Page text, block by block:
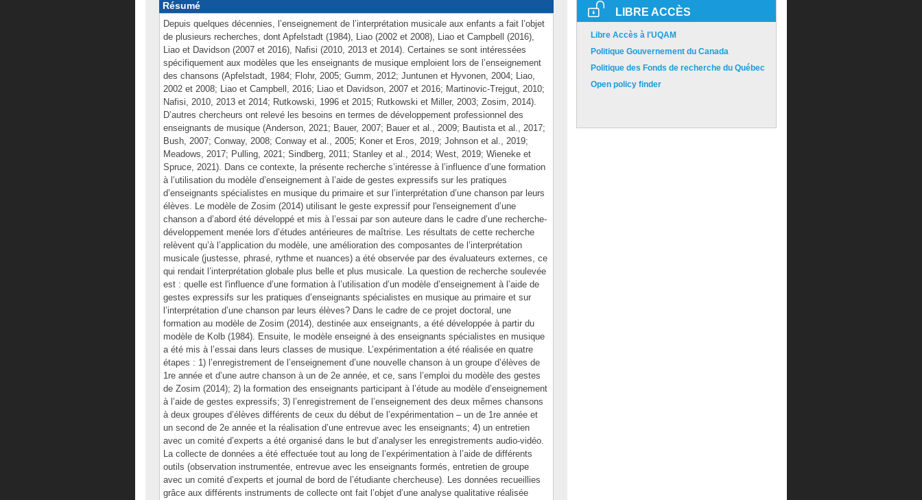
Résumé
Depuis quelques décennies, l’enseignement de l’interprétation musicale aux enfants a fait l’objet
de plusieurs recherches, dont Apfelstadt (1984), Liao (2002 et 2008), Liao et Campbell (2016),
Liao et Davidson (2007 et 2016), Nafisi (2010, 2013 et 2014). Certaines se sont intéressées
spécifiquement aux modèles que les enseignants de musique emploient lors de l’enseignement
des chansons (Apfelstadt, 1984; Flohr, 2005; Gumm, 2012; Juntunen et Hyvonen, 2004; Liao,
2002 et 2008; Liao et Campbell, 2016; Liao et Davidson, 2007 et 2016; Martinovic-Trejgut, 2010;
Nafisi, 2010, 2013 et 2014; Rutkowski, 1996 et 2015; Rutkowski et Miller, 2003; Zosim, 2014).
D’autres chercheurs ont relevé les besoins en termes de développement professionnel des
enseignants de musique (Anderson, 2021; Bauer, 2007; Bauer et al., 2009; Bautista et al., 2017;
Bush, 2007; Conway, 2008; Conway et al., 2005; Koner et Eros, 2019; Johnson et al., 2019;
Meadows, 2017; Pulling, 2021; Sindberg, 2011; Stanley et al., 2014; West, 2019; Wieneke et
Spruce, 2021). Dans ce contexte, la présente recherche s’intéresse à l’influence d’une formation
à l’utilisation du modèle d’enseignement à l’aide de gestes expressifs sur les pratiques
d’enseignants spécialistes en musique du primaire et sur l’interprétation d’une chanson par leurs
élèves. Le modèle de Zosim (2014) utilisant le geste expressif pour l'enseignement d’une
chanson a d’abord été développé et mis à l’essai par son auteure dans le cadre d’une recherche-
développement menée lors d’études antérieures de maîtrise. Les résultats de cette recherche
relèvent qu’à l’application du modèle, une amélioration des composantes de l’interprétation
musicale (justesse, phrasé, rythme et nuances) a été observée par des évaluateurs externes, ce
qui rendait l’interprétation globale plus belle et plus musicale. La question de recherche soulevée
est : quelle est l'influence d’une formation à l’utilisation d’un modèle d’enseignement à l’aide de
gestes expressifs sur les pratiques d’enseignants spécialistes en musique au primaire et sur
l’interprétation d’une chanson par leurs élèves? Dans le cadre de ce projet doctoral, une
formation au modèle de Zosim (2014), destinée aux enseignants, a été développée à partir du
modèle de Kolb (1984). Ensuite, le modèle enseigné à des enseignants spécialistes en musique
a été mis à l’essai dans leurs classes de musique. L’expérimentation a été réalisée en quatre
étapes : 1) l’enregistrement de l’enseignement d’une nouvelle chanson à un groupe d’élèves de
1re année et d’une autre chanson à un de 2e année, et ce, sans l’emploi du modèle des gestes
de Zosim (2014); 2) la formation des enseignants participant à l’étude au modèle d’enseignement
à l’aide de gestes expressifs; 3) l’enregistrement de l’enseignement des deux mêmes chansons
à deux groupes d’élèves différents de ceux du début de l’expérimentation – un de 1re année et
un second de 2e année et la réalisation d’une entrevue avec les enseignants; 4) un entretien
avec un comité d’experts a été organisé dans le but d’analyser les enregistrements audio-vidéo.
La collecte de données a été effectuée tout au long de l’expérimentation à l’aide de différents
outils (observation instrumentée, entrevue avec les enseignants formés, entretien de groupe
avec un comité d’experts et journal de bord de l’étudiante chercheuse). Les données recueillies
grâce aux différents instruments de collecte ont fait l’objet d’une analyse qualitative réalisée
LIBRE ACCÈS
Libre Accès à l'UQAM
Politique Gouvernement du Canada
Politique des Fonds de recherche du Québec
Open policy finder